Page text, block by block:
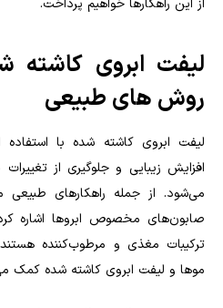
از این راهکارها خواهیم پرداخت.
لیفت ابروی کاشته
روش های طبیعی
لیفت ابروی کاشته شده با
افزایش زیبایی و جلوگیری از
می‌شود. از جمله راهکارهای طبیعی
صابون‌های مخصوص ابروها اشاره
ترکیبات مغذی و مرطوب‌کننده
موها و لیفت ابروی کاشته شده کمک